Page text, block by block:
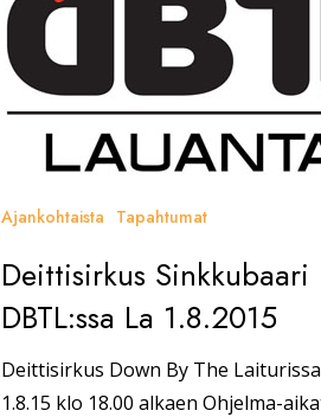
Ajankohtaista Tapahtumat
Deittisirkus Sinkkubaari
DBTL:ssa La 1.8.2015
Deittisirkus Down By The
1.8.15 klo 18.00 alkaen Ohjelma-